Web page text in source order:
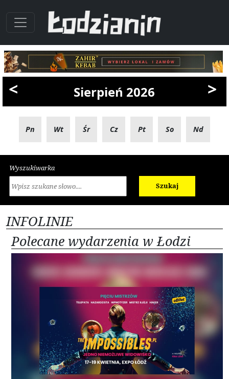
< Sierpień 2026 >
Pn Wt Śr Cz Pt So Nd
Wyszukiwarka
Szukaj
INFOLINIE
Polecane wydarzenia w Łodzi